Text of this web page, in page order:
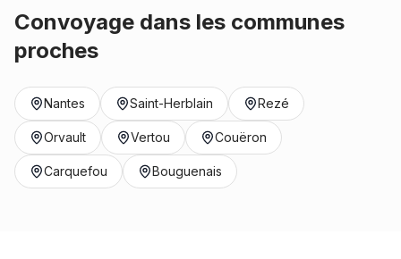
Convoyage dans les communes
proches
Nantes Saint-Herblain Rezé
Orvault Vertou Couëron
Carquefou Bouguenais